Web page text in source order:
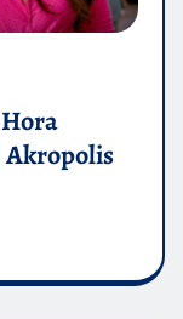
Akropolis